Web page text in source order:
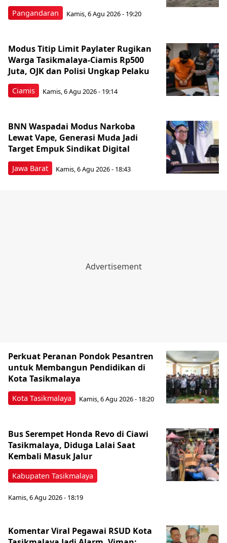
Pangandaran Kamis, 6 Agu 2026 - 19:20
Ciamis
Modus Titip Limit Paylater Rugikan
Warga Tasikmalaya-Ciamis Rp500
Juta, OJK dan Polisi Ungkap Pelaku
Kamis, 6 Agu 2026 - 19:14
Jawa Barat
BNN Waspadai Modus Narkoba
Lewat Vape, Generasi Muda Jadi
Target Empuk Sindikat Digital
Kamis, 6 Agu 2026 - 18:43
Kota Tasikmalaya
Perkuat Peranan Pondok Pesantren
untuk Membangun Pendidikan di
Kota Tasikmalaya ‎
Kamis, 6 Agu 2026 - 18:20
Kabupaten Tasikmalaya
Bus Serempet Honda Revo di Ciawi
Tasikmalaya, Diduga Lalai Saat
Kembali Masuk Jalur
Kamis, 6 Agu 2026 - 18:19
Komentar Viral Pegawai RSUD Kota